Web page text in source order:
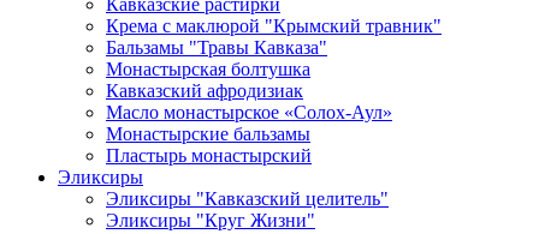
Крема с маклюрой "Крымский травник"
Бальзамы "Травы Кавказа"
Монастырская болтушка
Кавказский афродизиак
Масло монастырское «Солох-Аул»
Монастырские бальзамы
Пластырь монастырский
Эликсиры
Эликсиры "Кавказский целитель"
Эликсиры "Круг Жизни"